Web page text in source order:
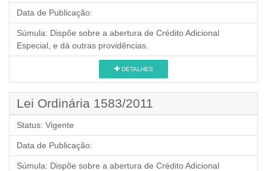
Data de Publicação:
Súmula: Dispõe sobre a abertura de Crédito Adicional
Especial, e dá outras providências.
DETALHES
Lei Ordinária 1583/2011
Status: Vigente
Data de Publicação:
Súmula: Dispõe sobre a abertura de Crédito Adicional